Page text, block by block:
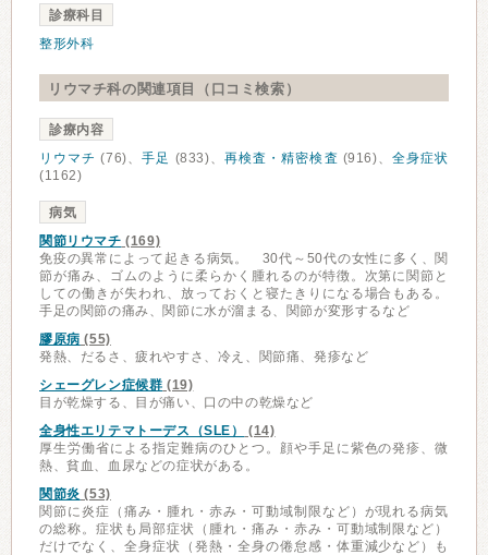
診療科目
整形外科
リウマチ科の関連項目（口コミ検索）
診療内容
リウマチ (76)、手足 (833)、再検査・精密検査 (916)、全身症状
(1162)
病気
関節リウマチ (169)
免疫の異常によって起きる病気。 30代～50代の女性に多く、関
節が痛み、ゴムのように柔らかく腫れるのが特徴。次第に関節と
しての働きが失われ、放っておくと寝たきりになる場合もある。
手足の関節の痛み、関節に水が溜まる、関節が変形するなど
膠原病 (55)
発熱、だるさ、疲れやすさ、冷え、関節痛、発疹など
シェーグレン症候群 (19)
目が乾燥する、目が痛い、口の中の乾燥など
全身性エリテマトーデス（SLE）
(14)
厚生労働省による指定難病のひとつ。顔や手足に紫色の発疹、微
熱、貧血、血尿などの症状がある。
関節炎 (53)
関節に炎症（痛み・腫れ・赤み・可動域制限など）が現れる病気
の総称。症状も局部症状（腫れ・痛み・赤み・可動域制限など）
だけでなく、全身症状（発熱・全身の倦怠感・体重減少など）も